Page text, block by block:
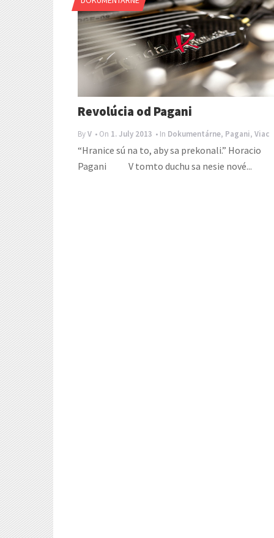
Revolúcia od Pagani
ByV • On 1. July 2013 • In Dokumentárne, Pagani, Viac
“Hranice sú na to, aby sa prekonali.” Horacio
Pagani V tomto duchu sa nesie nové...